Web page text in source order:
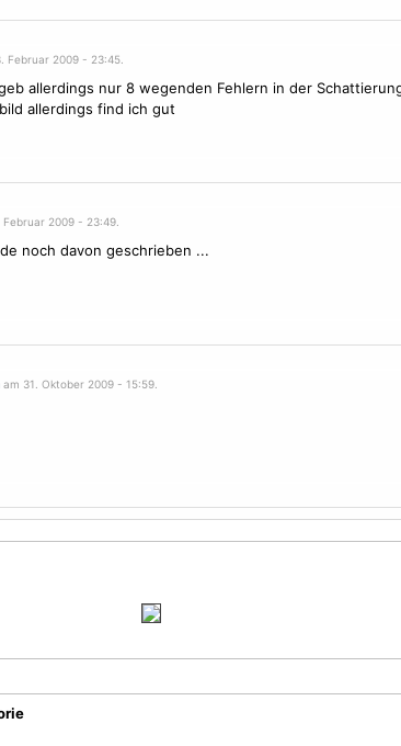
Februar 2009 - 23:45.
allerdings nur 8 wegenden Fehlern in der
allerdings find ich gut
2009 - 23:49.
noch davon geschrieben ...
am 31. Oktober 2009 - 15:59.